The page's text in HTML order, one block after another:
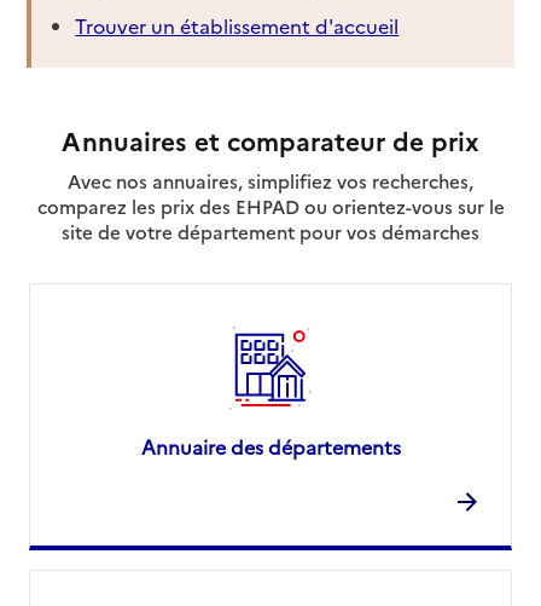
Trouver un établissement d'accueil
Annuaires et comparateur de prix
Avec nos annuaires, simplifiez vos recherches,
comparez les prix des EHPAD ou orientez-vous sur le
site de votre département pour vos démarches
Annuaire des départements